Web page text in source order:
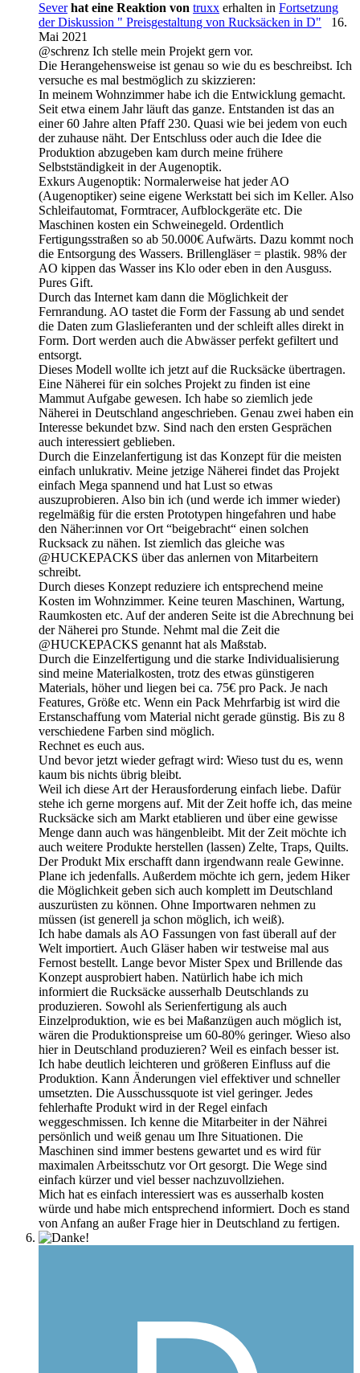
Sever hat eine Reaktion von truxx erhalten in Fortsetzung
der Diskussion " Preisgestaltung von Rucksäcken in D"
16.
Mai 2021
@schrenz Ich stelle mein Projekt gern vor.
Die Herangehensweise ist genau so wie du es beschreibst. Ich
versuche es mal bestmöglich zu skizzieren:
In meinem Wohnzimmer habe ich die Entwicklung gemacht.
Seit etwa einem Jahr läuft das ganze. Entstanden ist das an
einer 60 Jahre alten Pfaff 230. Quasi wie bei jedem von euch
der zuhause näht. Der Entschluss oder auch die Idee die
Produktion abzugeben kam durch meine frühere
Selbstständigkeit in der Augenoptik.
Exkurs Augenoptik: Normalerweise hat jeder AO
(Augenoptiker) seine eigene Werkstatt bei sich im Keller. Also
Schleifautomat, Formtracer, Aufblockgeräte etc. Die
Maschinen kosten ein Schweinegeld. Ordentlich
Fertigungsstraßen so ab 50.000€ Aufwärts. Dazu kommt noch
die Entsorgung des Wassers. Brillengläser = plastik. 98% der
AO kippen das Wasser ins Klo oder eben in den Ausguss.
Pures Gift.
Durch das Internet kam dann die Möglichkeit der
Fernrandung. AO tastet die Form der Fassung ab und sendet
die Daten zum Glaslieferanten und der schleift alles direkt in
Form. Dort werden auch die Abwässer perfekt gefiltert und
entsorgt.
Dieses Modell wollte ich jetzt auf die Rucksäcke übertragen.
Eine Näherei für ein solches Projekt zu finden ist eine
Mammut Aufgabe gewesen. Ich habe so ziemlich jede
Näherei in Deutschland angeschrieben. Genau zwei haben ein
Interesse bekundet bzw. Sind nach den ersten Gesprächen
auch interessiert geblieben.
Durch die Einzelanfertigung ist das Konzept für die meisten
einfach unlukrativ. Meine jetzige Näherei findet das Projekt
einfach Mega spannend und hat Lust so etwas
auszuprobieren. Also bin ich (und werde ich immer wieder)
regelmäßig für die ersten Prototypen hingefahren und habe
den Näher:innen vor Ort “beigebracht“ einen solchen
Rucksack zu nähen. Ist ziemlich das gleiche was
@HUCKEPACKS über das anlernen von Mitarbeitern
schreibt.
Durch dieses Konzept reduziere ich entsprechend meine
Kosten im Wohnzimmer. Keine teuren Maschinen, Wartung,
Raumkosten etc. Auf der anderen Seite ist die Abrechnung bei
der Näherei pro Stunde. Nehmt mal die Zeit die
@HUCKEPACKS genannt hat als Maßstab.
Durch die Einzelfertigung und die starke Individualisierung
sind meine Materialkosten, trotz des etwas günstigeren
Materials, höher und liegen bei ca. 75€ pro Pack. Je nach
Features, Größe etc. Wenn ein Pack Mehrfarbig ist wird die
Erstanschaffung vom Material nicht gerade günstig. Bis zu 8
verschiedene Farben sind möglich.
Rechnet es euch aus.
Und bevor jetzt wieder gefragt wird: Wieso tust du es, wenn
kaum bis nichts übrig bleibt.
Weil ich diese Art der Herausforderung einfach liebe. Dafür
stehe ich gerne morgens auf. Mit der Zeit hoffe ich, das meine
Rucksäcke sich am Markt etablieren und über eine gewisse
Menge dann auch was hängenbleibt. Mit der Zeit möchte ich
auch weitere Produkte herstellen (lassen) Zelte, Traps, Quilts.
Der Produkt Mix erschafft dann irgendwann reale Gewinne.
Plane ich jedenfalls. Außerdem möchte ich gern, jedem Hiker
die Möglichkeit geben sich auch komplett im Deutschland
auszurüsten zu können. Ohne Importwaren nehmen zu
müssen (ist generell ja schon möglich, ich weiß).
Ich habe damals als AO Fassungen von fast überall auf der
Welt importiert. Auch Gläser haben wir testweise mal aus
Fernost bestellt. Lange bevor Mister Spex und Brillende das
Konzept ausprobiert haben. Natürlich habe ich mich
informiert die Rucksäcke ausserhalb Deutschlands zu
produzieren. Sowohl als Serienfertigung als auch
Einzelproduktion, wie es bei Maßanzügen auch möglich ist,
wären die Produktionspreise um 60-80% geringer. Wieso also
hier in Deutschland produzieren? Weil es einfach besser ist.
Ich habe deutlich leichteren und größeren Einfluss auf die
Produktion. Kann Änderungen viel effektiver und schneller
umsetzten. Die Ausschussquote ist viel geringer. Jedes
fehlerhafte Produkt wird in der Regel einfach
weggeschmissen. Ich kenne die Mitarbeiter in der Nährei
persönlich und weiß genau um Ihre Situationen. Die
Maschinen sind immer bestens gewartet und es wird für
maximalen Arbeitsschutz vor Ort gesorgt. Die Wege sind
einfach kürzer und viel besser nachzuvollziehen.
Mich hat es einfach interessiert was es ausserhalb kosten
würde und habe mich entsprechend informiert. Doch es stand
von Anfang an außer Frage hier in Deutschland zu fertigen.